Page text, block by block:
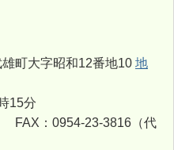
町大字昭和12番地10 地
15分
FAX：0954-23-3816（代